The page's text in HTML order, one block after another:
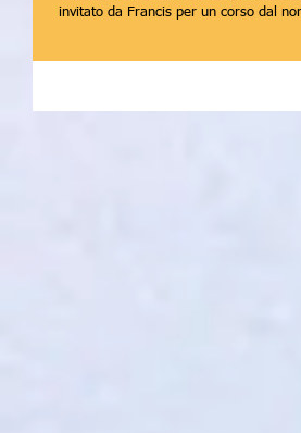
invitato da Francis per un corso dal